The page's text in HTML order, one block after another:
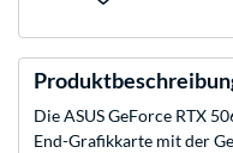
Die ASUS GeForce RTX
End-Grafikkarte mit der